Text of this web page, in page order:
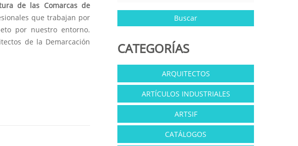
de las Comarcas de
que trabajan por
por nuestro entorno.
de la Demarcación
CATEGORÍAS
ARQUITECTOS
ARTÍCULOS INDUSTRIALES
ARTSIF
CATÁLOGOS